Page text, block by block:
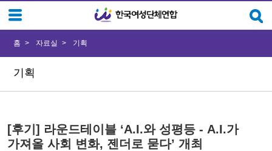
기획
홈 자료실 기획
[후기] 라운드테이블 ‘A.I.와 성평등 - A.I.가
가져올 사회 변화, 젠더로 묻다’ 개최